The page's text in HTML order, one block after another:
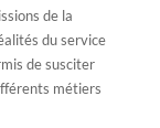
de la
du service
de susciter
métiers